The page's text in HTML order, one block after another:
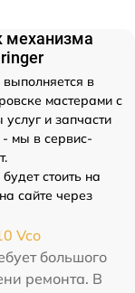
механизма
выполняется в
мастерами с
и запчасти
мы в сервис-
стоить на
сайте через
Vco
большого
ремонта. В